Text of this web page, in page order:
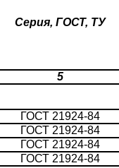
Серия, ГОСТ, ТУ
5
ГОСТ 21924-84
ГОСТ 21924-84
ГОСТ 21924-84
ГОСТ 21924-84